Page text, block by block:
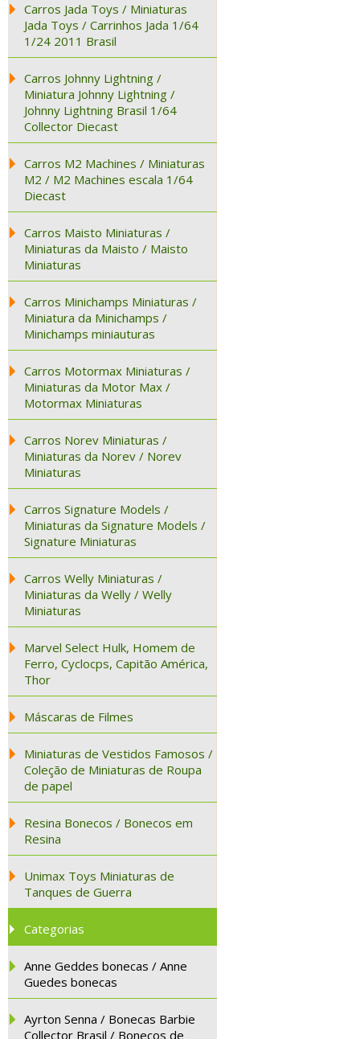
Carros Jada Toys / Miniaturas
Jada Toys / Carrinhos Jada 1/64
1/24 2011 Brasil
Carros Johnny Lightning /
Miniatura Johnny Lightning /
Johnny Lightning Brasil 1/64
Collector Diecast
Carros M2 Machines / Miniaturas
M2 / M2 Machines escala 1/64
Diecast
Carros Maisto Miniaturas /
Miniaturas da Maisto / Maisto
Miniaturas
Carros Minichamps Miniaturas /
Miniatura da Minichamps /
Minichamps miniauturas
Carros Motormax Miniaturas /
Miniaturas da Motor Max /
Motormax Miniaturas
Carros Norev Miniaturas /
Miniaturas da Norev / Norev
Miniaturas
Carros Signature Models /
Miniaturas da Signature Models /
Signature Miniaturas
Carros Welly Miniaturas /
Miniaturas da Welly / Welly
Miniaturas
Marvel Select Hulk, Homem de
Ferro, Cyclocps, Capitão América,
Thor
Máscaras de Filmes
Miniaturas de Vestidos Famosos /
Coleção de Miniaturas de Roupa
de papel
Resina Bonecos / Bonecos em
Resina
Unimax Toys Miniaturas de
Tanques de Guerra
Categorias
Anne Geddes bonecas / Anne
Guedes bonecas
Ayrton Senna / Bonecas Barbie
Collector Brasil / Bonecos de